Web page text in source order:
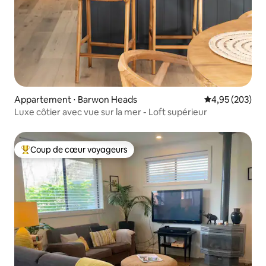
Appartement ⋅ Barwon Heads Évaluation
4,95 (203)
Luxe côtier avec vue sur la mer - Loft supérieur
Coups de cœur voyageurs les plus appréciés
Coup de cœur voyageurs